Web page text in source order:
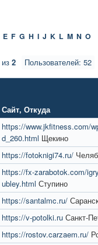
E F G H I J K L M N O
Пользователей: 52
из 2
Сайт, Откуда
https://www.jkfitness.com/
d_260.html Щекино
https://fotoknigi74.ru/
https://fx-zarabotok.com/
ubley.html Ступино
https://santalmc.ru/
https://v-potolki.ru Санкт-
https://rostov.carzaem.ru/